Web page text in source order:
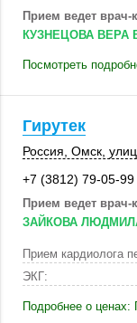
Прием ведет врач-
КУЗНЕЦОВА ВЕРА
Посмотреть
Гирутек
Россия Омск
+7 (3812) 79-05-99
Прием ведет врач-
ЗАЙКОВА
Прием кардиолога
ЭКГ:
Подробнее о ценах: